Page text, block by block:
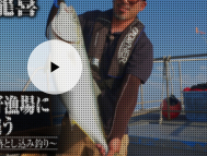
市/川端渡船様
スター 三重テレビ放送 毎
23時15分
chie.com/
http://ownertv.jp/